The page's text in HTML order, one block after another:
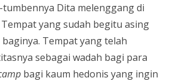
Dita melenggang di
yang sudah begitu asing
Tempat yang telah
sebagai wadah bagi para
bagi kaum hedonis yang ingin